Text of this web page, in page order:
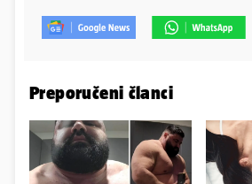
Preporučeni članci